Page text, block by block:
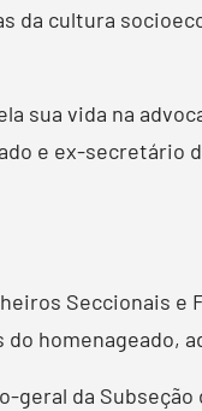
da cultura
sua vida na
e ex-secretário
Seccionais e
homenageado,
da Subseção